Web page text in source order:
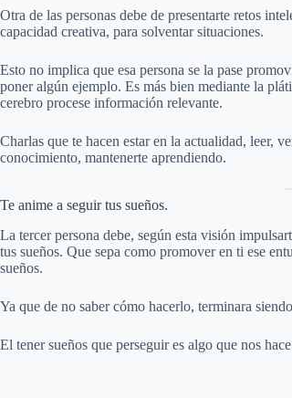
Otra de las personas debe de presentarte retos
capacidad creativa, para solventar situaciones.
Esto no implica que esa persona se la pase
poner algún ejemplo. Es más bien mediante la
cerebro procese información relevante.
Charlas que te hacen estar en la actualidad, leer,
conocimiento, mantenerte aprendiendo.
Te anime a seguir tus sueños.
La tercer persona debe, según esta visión
tus sueños. Que sepa como promover en ti ese
sueños.
Ya que de no saber cómo hacerlo, terminara
El tener sueños que perseguir es algo que nos